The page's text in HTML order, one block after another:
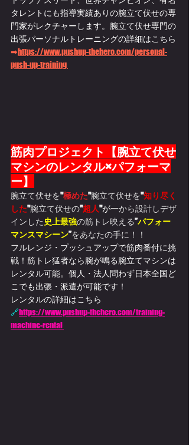
タレントにも指導実績ありの腕立て伏せの専
門家がレクチャーします。腕立て伏せ専門の
出張パーソナルトレーニングの詳細はこちら
➡https://www.pushup-thehero.com/personal-
push-up-training
筋肉プロジェクト【腕立て伏せ
マシンのレンタル×パフォーマ
ー】
腕立て伏せを"極めた"腕立て伏せを"知り尽く
した"腕立て伏せの"超人"が一から設計しデザ
インした 史上最強の筋トレ映える”パフォー
マンスマシーン”をあなたの手に！！
フルレンジ・プッシュアップで筋肉番付に挑
戦！筋トレ猛者なら腕が鳴る腕立てマシンは
レンタル可能。個人・法人問わず日本全国ど
こでも出張・派遣が可能です！
レンタルの詳細はこちら
🔗https://www.pushup-thehero.com/training-
machine-rental